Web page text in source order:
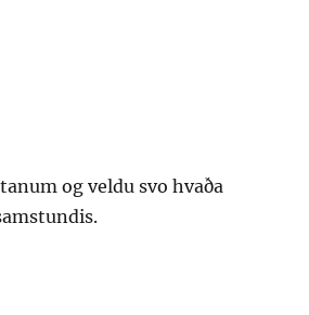
og veldu svo hvaða